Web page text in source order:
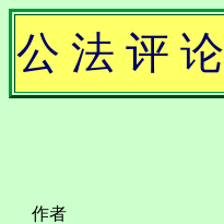
公 法 评 论
作者